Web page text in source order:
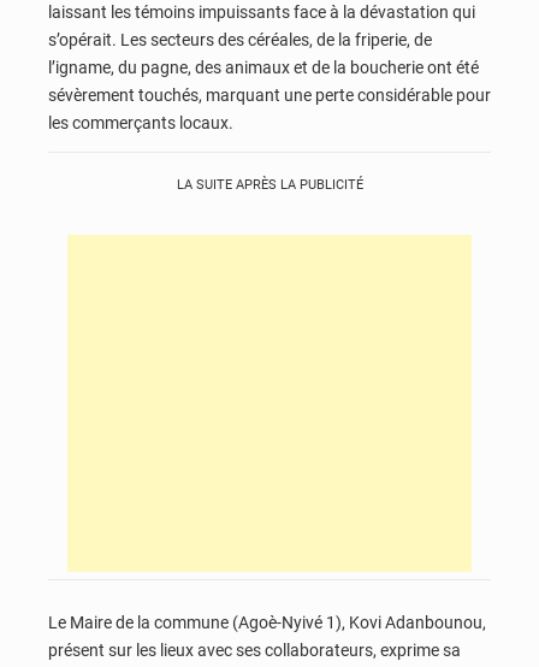
laissant les témoins impuissants face à la dévastation qui
s’opérait. Les secteurs des céréales, de la friperie, de
l’igname, du pagne, des animaux et de la boucherie ont été
sévèrement touchés, marquant une perte considérable pour
les commerçants locaux.
LA SUITE APRÈS LA PUBLICITÉ
Le Maire de la commune (Agoè-Nyivé 1), Kovi Adanbounou,
présent sur les lieux avec ses collaborateurs, exprime sa